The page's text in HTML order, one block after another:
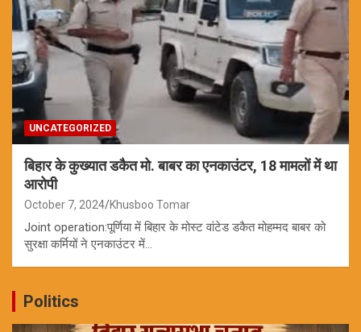
UNCATEGORIZED
बिहार के कुख्यात डकैत मो. बाबर का एनकाउंटर, 18 मामलों में था
आरोपी
October 7, 2024 Khusboo Tomar
Joint operation:पूर्णिया में बिहार के मोस्ट वांटेड डकैत मोहम्मद बाबर को
सुरक्षा कर्मियों ने एनकाउंटर में…
Politics